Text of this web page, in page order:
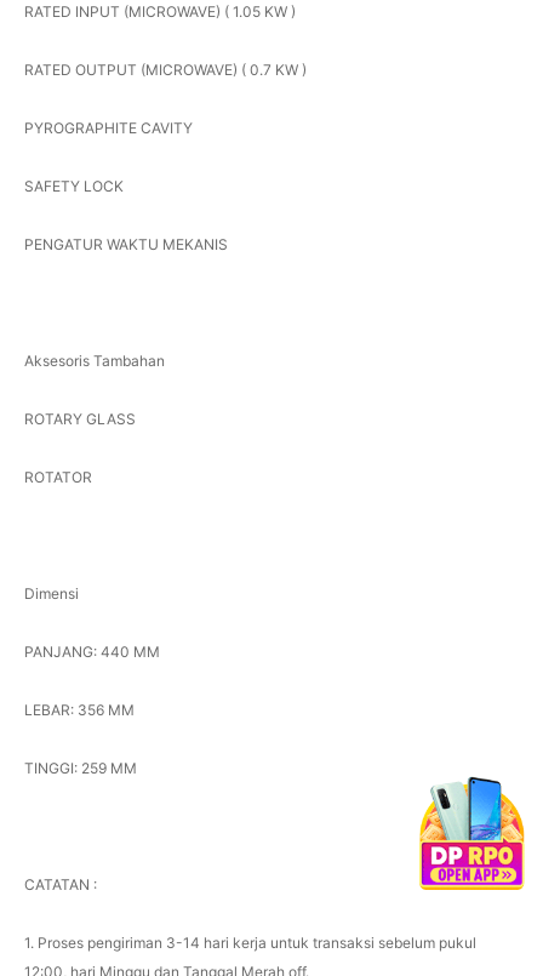
RATED INPUT (MICROWAVE) ( 1.05 KW )
RATED OUTPUT (MICROWAVE) ( 0.7 KW )
PYROGRAPHITE CAVITY
SAFETY LOCK
PENGATUR WAKTU MEKANIS
Aksesoris Tambahan
ROTARY GLASS
ROTATOR
Dimensi
PANJANG: 440 MM
LEBAR: 356 MM
TINGGI: 259 MM
CATATAN :
1. Proses pengiriman 3-14 hari kerja untuk transaksi sebelum pukul
12:00, hari Minggu dan Tanggal Merah off.